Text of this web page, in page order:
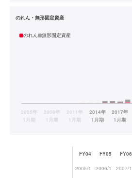
のれん・無形固定資産
のれん 無形固定資産
FY04 FY05 FY06
2005/1 2006/1 2007/1